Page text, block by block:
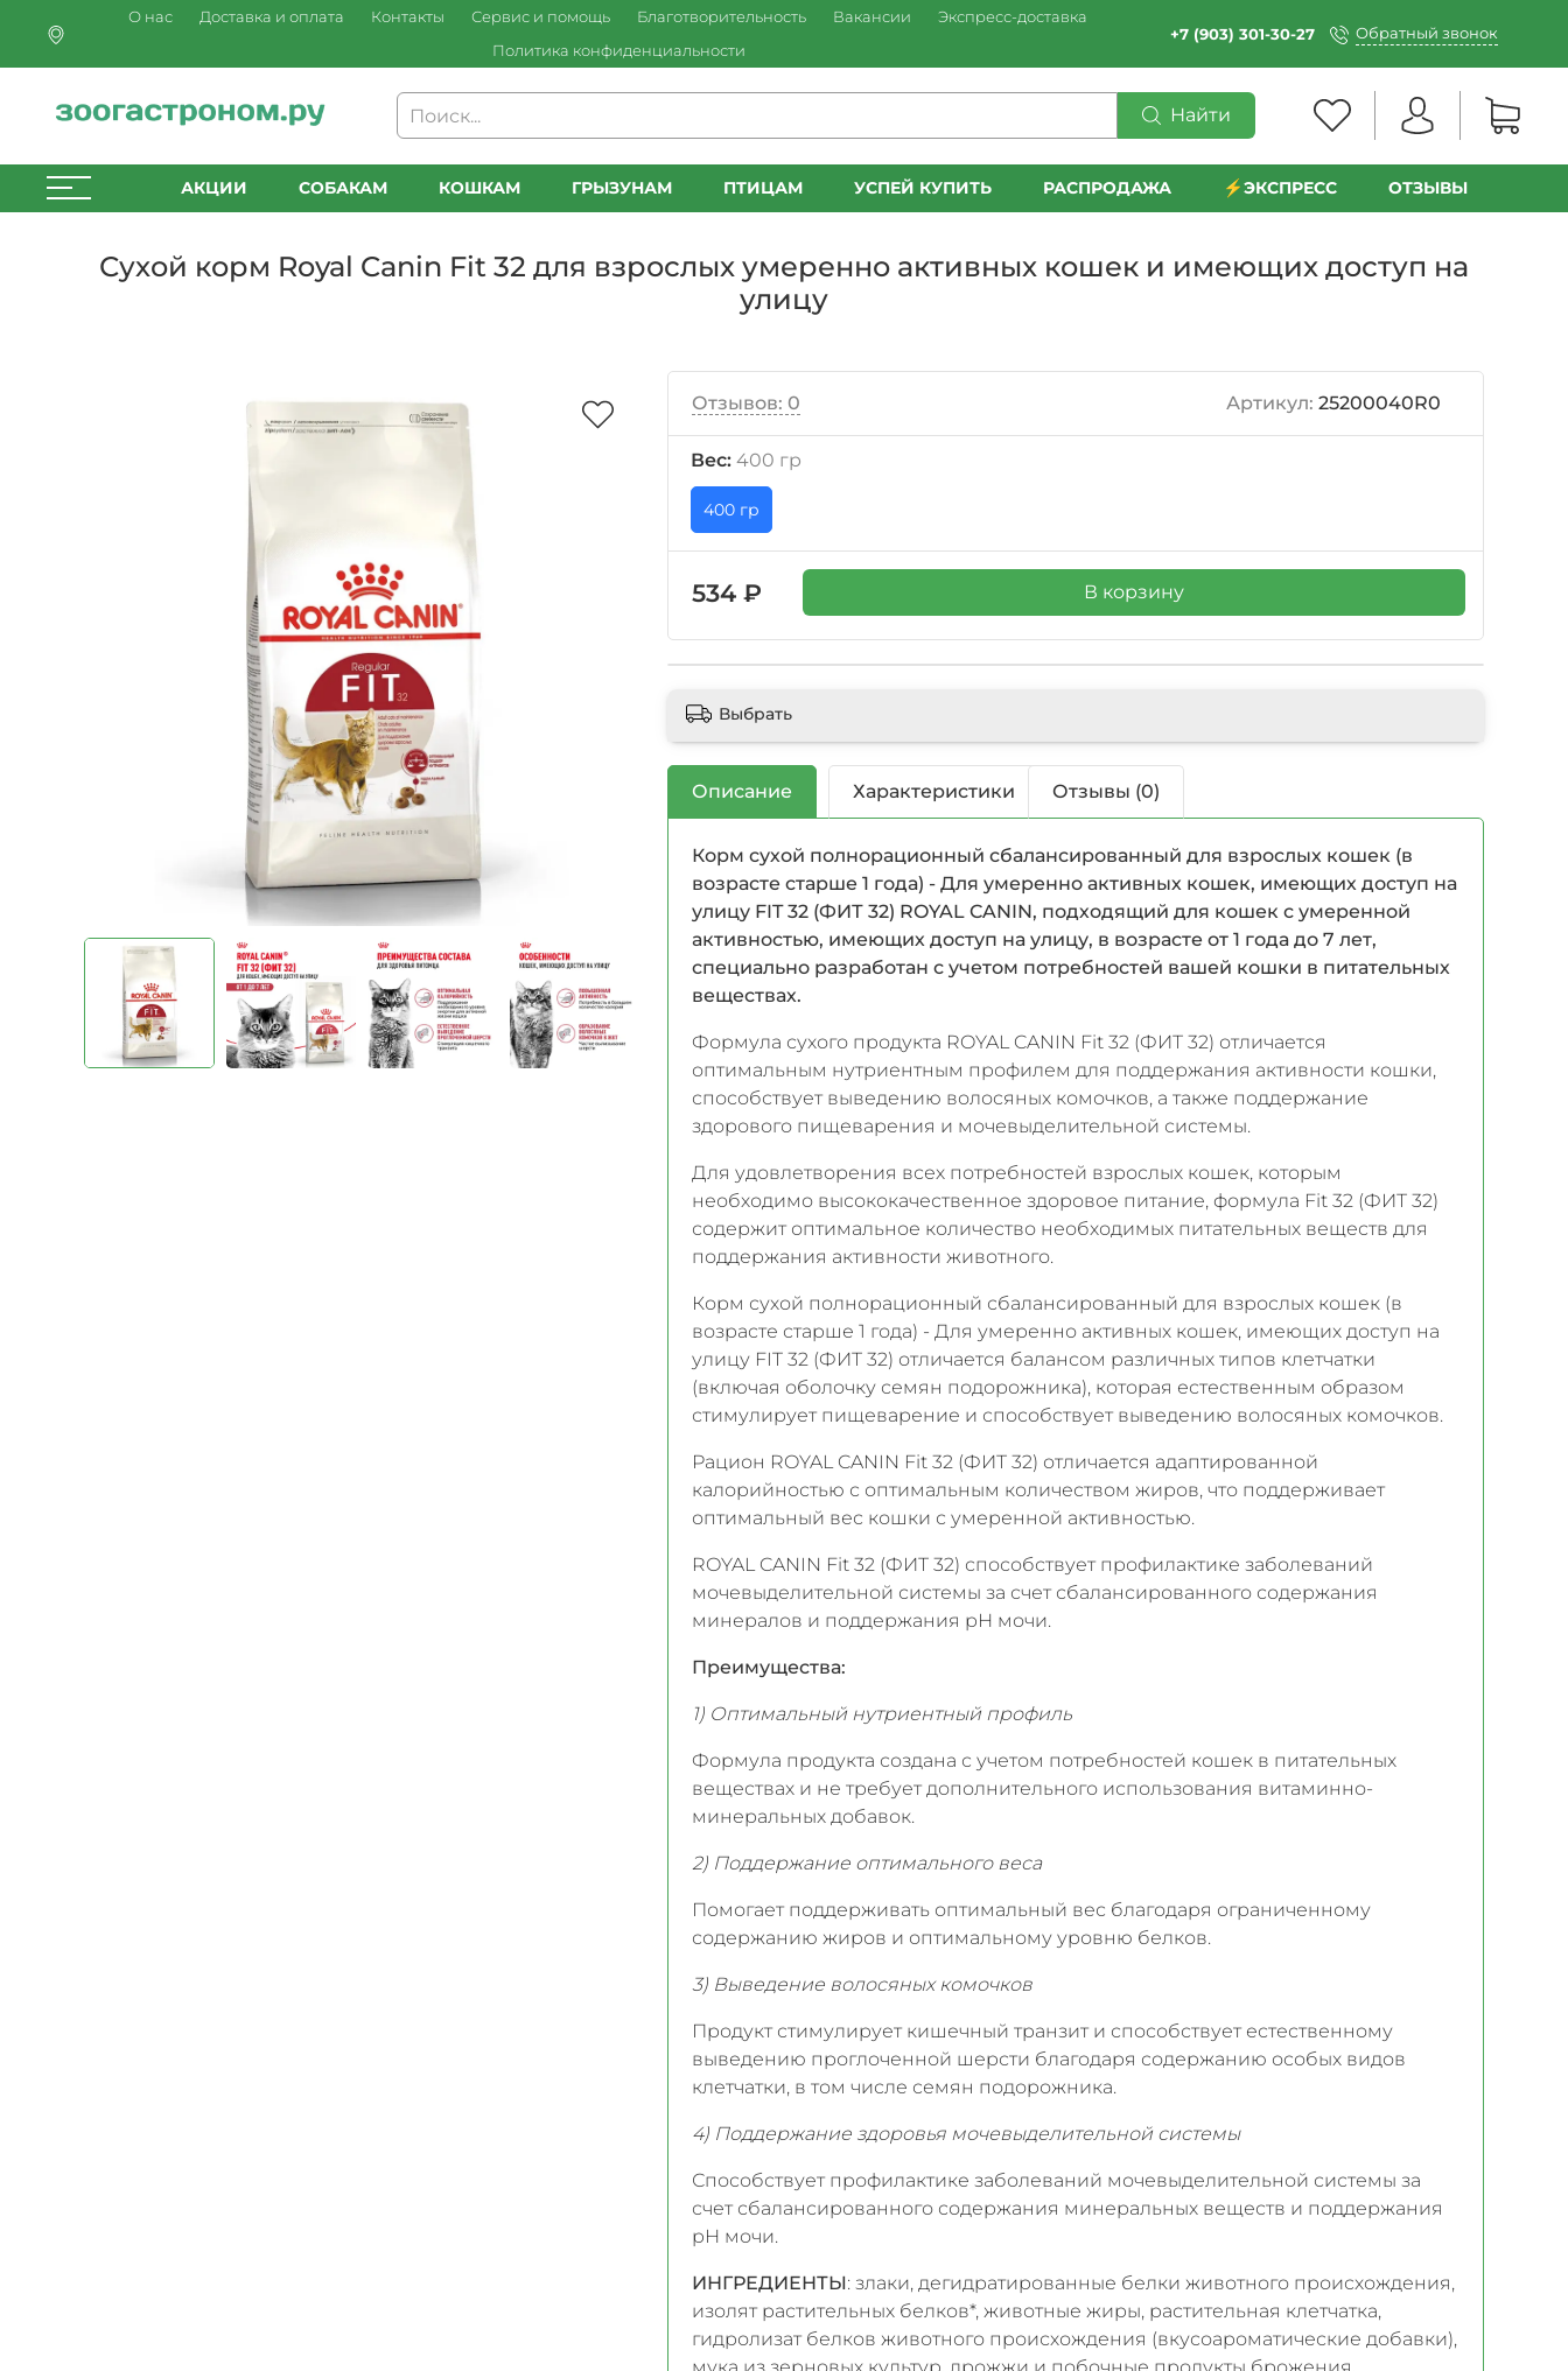
О нас Доставка и оплата Контакты Сервис и помощь Благотворительность Вакансии
Экспресс-доставка
Политика конфиденциальности
+7 (903) 301-30-27 Обратный звонок
Найти
АКЦИИ СОБАКАМ КОШКАМ ГРЫЗУНАМ ПТИЦАМ УСПЕЙ КУПИТЬ РАСПРОДАЖА ⚡️ЭКСПРЕСС ОТЗЫВЫ
Сухой корм Royal Canin Fit 32 для взрослых умеренно активных кошек и имеющих доступ на
улицу
Отзывов: 0 Артикул: 25200040R0
Вес: 400 гр
400 гр
534 ₽ В корзину
Выбрать
Описание Характеристики Отзывы (0)
Корм сухой полнорационный сбалансированный для взрослых кошек (в
возрасте старше 1 года) - Для умеренно активных кошек, имеющих доступ на
улицу FIT 32 (ФИТ 32) ROYAL CANIN, подходящий для кошек с умеренной
активностью, имеющих доступ на улицу, в возрасте от 1 года до 7 лет,
специально разработан с учетом потребностей вашей кошки в питательных
веществах.
Формула сухого продукта ROYAL CANIN Fit 32 (ФИТ 32) отличается
оптимальным нутриентным профилем для поддержания активности кошки,
способствует выведению волосяных комочков, а также поддержание
здорового пищеварения и мочевыделительной системы.
Для удовлетворения всех потребностей взрослых кошек, которым
необходимо высококачественное здоровое питание, формула Fit 32 (ФИТ 32)
содержит оптимальное количество необходимых питательных веществ для
поддержания активности животного.
Корм сухой полнорационный сбалансированный для взрослых кошек (в
возрасте старше 1 года) - Для умеренно активных кошек, имеющих доступ на
улицу FIT 32 (ФИТ 32) отличается балансом различных типов клетчатки
(включая оболочку семян подорожника), которая естественным образом
стимулирует пищеварение и способствует выведению волосяных комочков.
Рацион ROYAL CANIN Fit 32 (ФИТ 32) отличается адаптированной
калорийностью с оптимальным количеством жиров, что поддерживает
оптимальный вес кошки с умеренной активностью.
ROYAL CANIN Fit 32 (ФИТ 32) способствует профилактике заболеваний
мочевыделительной системы за счет сбалансированного содержания
минералов и поддержания рН мочи.
Преимущества:
1) Оптимальный нутриентный профиль
Формула продукта создана с учетом потребностей кошек в питательных
веществах и не требует дополнительного использования витаминно-
минеральных добавок.
2) Поддержание оптимального веса
Помогает поддерживать оптимальный вес благодаря ограниченному
содержанию жиров и оптимальному уровню белков.
3) Выведение волосяных комочков
Продукт стимулирует кишечный транзит и способствует естественному
выведению проглоченной шерсти благодаря содержанию особых видов
клетчатки, в том числе семян подорожника.
4) Поддержание здоровья мочевыделительной системы
Способствует профилактике заболеваний мочевыделительной системы за
счет сбалансированного содержания минеральных веществ и поддержания
рН мочи.
ИНГРЕДИЕНТЫ: злаки, дегидратированные белки животного происхождения,
изолят растительных белков*, животные жиры, растительная клетчатка,
гидролизат белков животного происхождения (вкусоароматические добавки),